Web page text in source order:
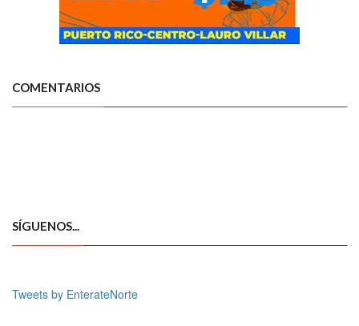
COMENTARIOS
SÍGUENOS...
Tweets by EnterateNorte